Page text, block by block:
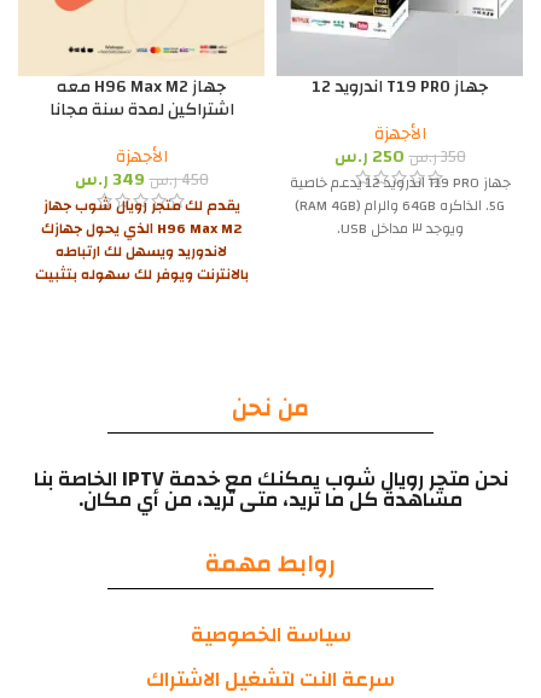
جهاز T19 PRO اندرويد 12
الأجهزة
350ر.س250ر.س
جهاز T19 PRO اندرويد 12 يدعم خاصية
5G. الذاكره 64GB والرام (RAM 4GB)
ويوجد ٣ مداخل USB.
جهاز H96 Max M2 معه
اشتراكين لمدة سنة مجانا
الأجهزة
450ر.س349ر.س
يقدم لكمتجر رويال شوبجهاز
H96 Max M2 الذي يحول جهازك
لاندوريد ويسهل لك ارتباطه
بالانترنت ويوفر لك سهوله بتثبيت
من نحن
نحن متجر رويال شوب يمكنك مع خدمة IPTV الخاصة بنا
مشاهدة كل ما تريد، متى تريد، من أي مكان.
روابط مهمة
سياسة الخصوصية
سرعة النت لتشغيل الاشتراك